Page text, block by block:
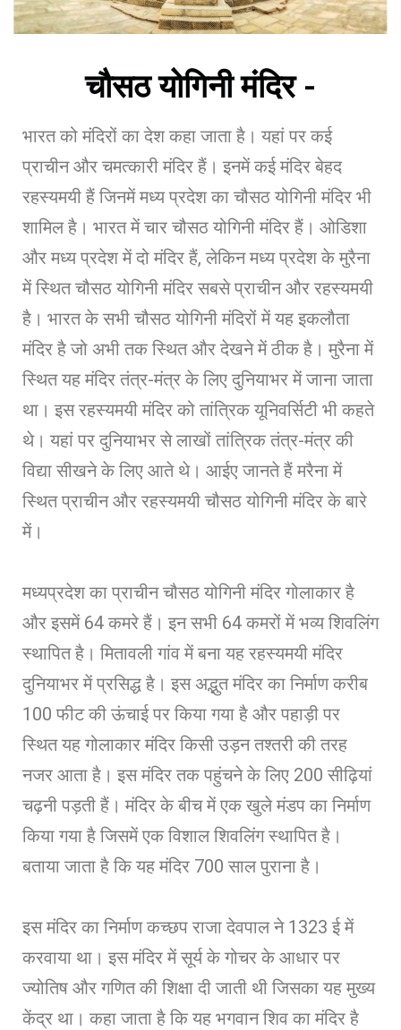
चौसठ योगिनी मंदिर -
भारत को मंदिरों का देश कहा जाता है। यहां पर कई
प्राचीन और चमत्कारी मंदिर हैं। इनमें कई मंदिर बेहद
रहस्यमयी हैं जिनमें मध्य प्रदेश का चौसठ योगिनी मंदिर भी
शामिल है। भारत में चार चौसठ योगिनी मंदिर हैं। ओडिशा
और मध्य प्रदेश में दो मंदिर हैं, लेकिन मध्य प्रदेश के मुरैना
में स्थित चौसठ योगिनी मंदिर सबसे प्राचीन और रहस्यमयी
है। भारत के सभी चौसठ योगिनी मंदिरों में यह इकलौता
मंदिर है जो अभी तक स्थित और देखने में ठीक है। मुरैना में
स्थित यह मंदिर तंत्र-मंत्र के लिए दुनियाभर में जाना जाता
था। इस रहस्यमयी मंदिर को तांत्रिक यूनिवर्सिटी भी कहते
थे। यहां पर दुनियाभर से लाखों तांत्रिक तंत्र-मंत्र की
विद्या सीखने के लिए आते थे। आईए जानते हैं मरैना में
स्थित प्राचीन और रहस्यमयी चौसठ योगिनी मंदिर के बारे
में।
मध्यप्रदेश का प्राचीन चौसठ योगिनी मंदिर गोलाकार है
और इसमें 64 कमरे हैं। इन सभी 64 कमरों में भव्य शिवलिंग
स्थापित है। मितावली गांव में बना यह रहस्यमयी मंदिर
दुनियाभर में प्रसिद्ध है। इस अद्भुत मंदिर का निर्माण करीब
100 फीट की ऊंचाई पर किया गया है और पहाड़ी पर
स्थित यह गोलाकार मंदिर किसी उड़न तश्तरी की तरह
नजर आता है। इस मंदिर तक पहुंचने के लिए 200 सीढ़ियां
चढ़नी पड़ती हैं। मंदिर के बीच में एक खुले मंडप का निर्माण
किया गया है जिसमें एक विशाल शिवलिंग स्थापित है।
बताया जाता है कि यह मंदिर 700 साल पुराना है।
इस मंदिर का निर्माण कच्छप राजा देवपाल ने 1323 ई में
करवाया था। इस मंदिर में सूर्य के गोचर के आधार पर
ज्योतिष और गणित की शिक्षा दी जाती थी जिसका यह मुख्य
केंद्र था। कहा जाता है कि यह भगवान शिव का मंदिर है